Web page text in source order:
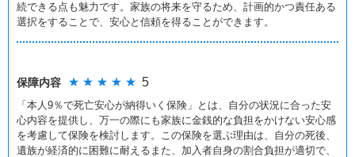
続できる点も魅力です。家族の将来を守るため、計画的かつ責任ある
選択をすることで、安心と信頼を得ることができます。
保障内容 ★ ★ ★ ★ ★ 5
「本人9％で死亡安心が納得いく保険」とは、自分の状況に合った安
心内容を提供し、万一の際にも家族に金銭的な負担をかけない安心感
を考慮して保険を検討します。この保険を選ぶ理由は、自分の死後、
遺族が経済的に困難に耐えるまた、加入者自身の割合負担が適切で、